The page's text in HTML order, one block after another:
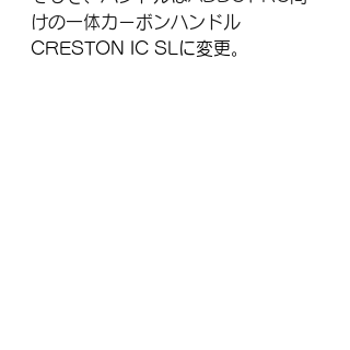
けの一体カーボンハンドル
CRESTON IC SLに変更。